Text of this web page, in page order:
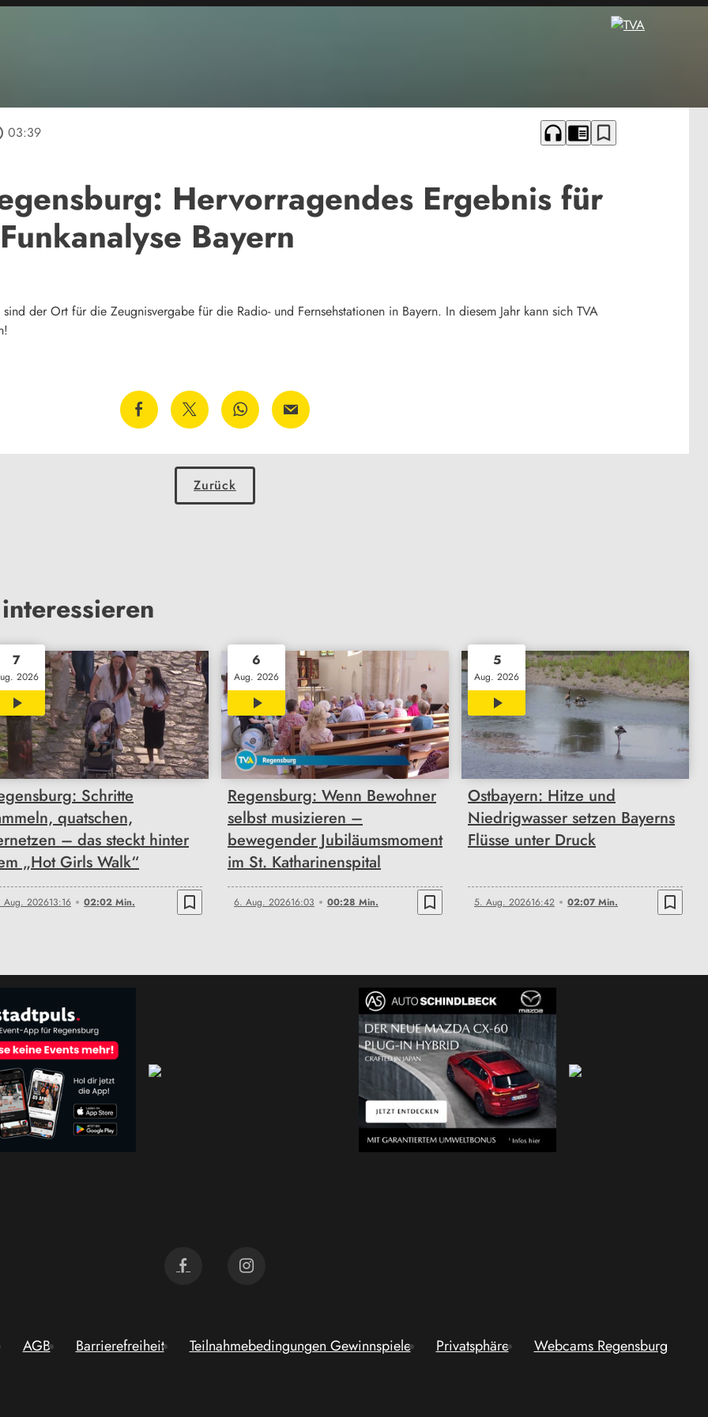
03:39 headphones chrome_reader_mode bookmark_border
Hervorragendes Ergebnis für
Bayern
der Ort für die Zeugnisvergabe für die Radio- und Fernsehstationen in Bayern. In diesem Jahr kann sich TVA
Zurück
7
2026
02:02
Schritte
quatschen,
– das steckt hinter
„Hot Girls Walk“
Aug. 202613:16 02:02 Min. bookmark_border
6
Aug. 2026
00:28
Regensburg: Wenn Bewohner
selbst musizieren –
bewegender Jubiläumsmoment
im St. Katharinenspital
6. Aug. 202616:03 00:28 Min. bookmark_border
5
Aug. 2026
02:07
Ostbayern: Hitze und
Niedrigwasser setzen Bayerns
Flüsse unter Druck
5. Aug. 202616:42 02:07 Min. bookmark_border
AGB Barrierefreiheit Teilnahmebedingungen Gewinnspiele Privatsphäre Webcams Regensburg